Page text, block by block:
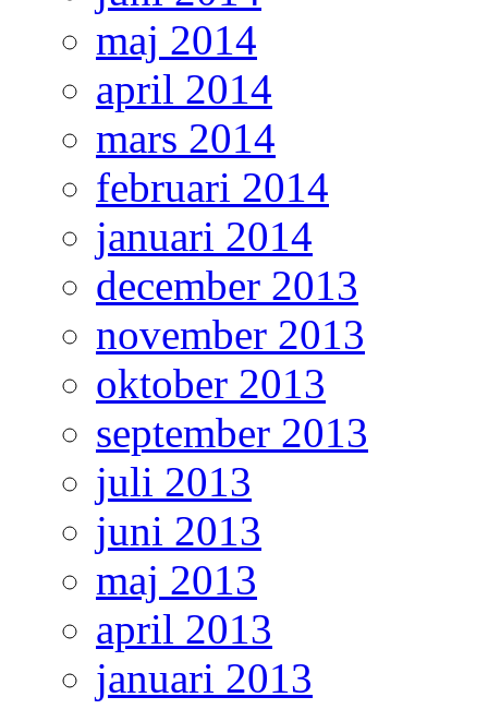
maj 2014
april 2014
mars 2014
februari 2014
januari 2014
december 2013
november 2013
oktober 2013
september 2013
juli 2013
juni 2013
maj 2013
april 2013
januari 2013